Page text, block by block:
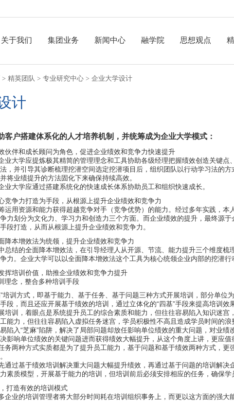
关于我们 集团业务 新闻中心 融学院 思想观点
> 精英团队 > 专业研究中心 > 企业大学设计
计
客户搭建体系化的人才培养机制，并统筹成为企业大学模式：
伙伴和成长顾问为角色，促进企业绩效和竞争力快速提升
业大学应提炼极其精简的管理理念和工具协助各级经理把握绩效创造关键
，并引导其诊断梳理挖潜空间选定挖潜项目后，组织团队以行动学习法的
将业绩提升的方法固化下来确保持续高效。
业大学应通过搭建系统化的快速成长体系协助员工和组织快速成长。
竞争力打造为手段，从根源上提升企业绩效和竞争力
运用资源和能力获得超越竞争对手（竞争优势）的能力。经过多年实践，
力划分为文化力、学习力和创造力三个方面。而企业绩效的提升，最终源
段打造，从而从根源上提升企业绩效和竞争力。
降本增效法为统领，提升企业绩效和竞争力
总结的全面降本增效法，在引导经理人从开源、节流、能力提升三个维度
力。企业大学可以以全面降本增效法这个工具为核心统领企业内部的挖潜行
挥培训价值，助推企业绩效和竞争力提升
理念，整合多种培训手段
”培训方式，即基于能力、基于任务、基于问题三种方式开展培训，部分单位
段，而且还应开展基于绩效的培训，通过立体化的“ 四基”手段来提高培训效
培训，着眼点是系统提升员工的综合素质和能力，但往往容易陷入知识迷宫
能力，但往往容易陷入虚拟任务迷宫，学员积极性不高且造成学员时间的
陷入“芝麻”陷阱，解决了局部问题却放任影响单位绩效的重大问题，对业
影响单位绩效的关键问题进而获得绩效大幅提升，从这个角度上讲，更应值
务两种方式实质都是为了提升员工能力，基于问题和基于绩效两种方式，
通过基于绩效培训解决重大问题大幅提升绩效，再通过基于问题的培训解决
素质模型，开展基于能力的培训，但培训前后必须安排相应的任务，确保学
打造有效的培训模式
企业的培训管理者将大部分时间耗在培训组织事务上，而更以这方面的强大